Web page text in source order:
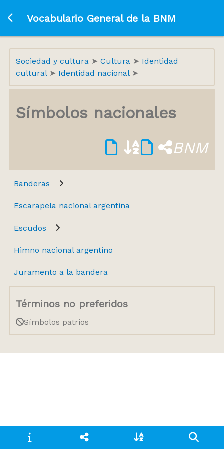
Ir a la página principal
Vocabulario General de la BNM
Sociedad y cultura Cultura
Identidad
cultural
Identidad nacional
Símbolos nacionales
BNM
Banderas
Escarapela nacional argentina
Escudos
Himno nacional argentino
Juramento a la bandera
Términos no preferidos
Símbolos patrios